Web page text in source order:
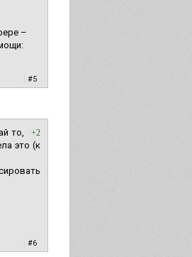
–
#5
+2
то,
это (к
#6